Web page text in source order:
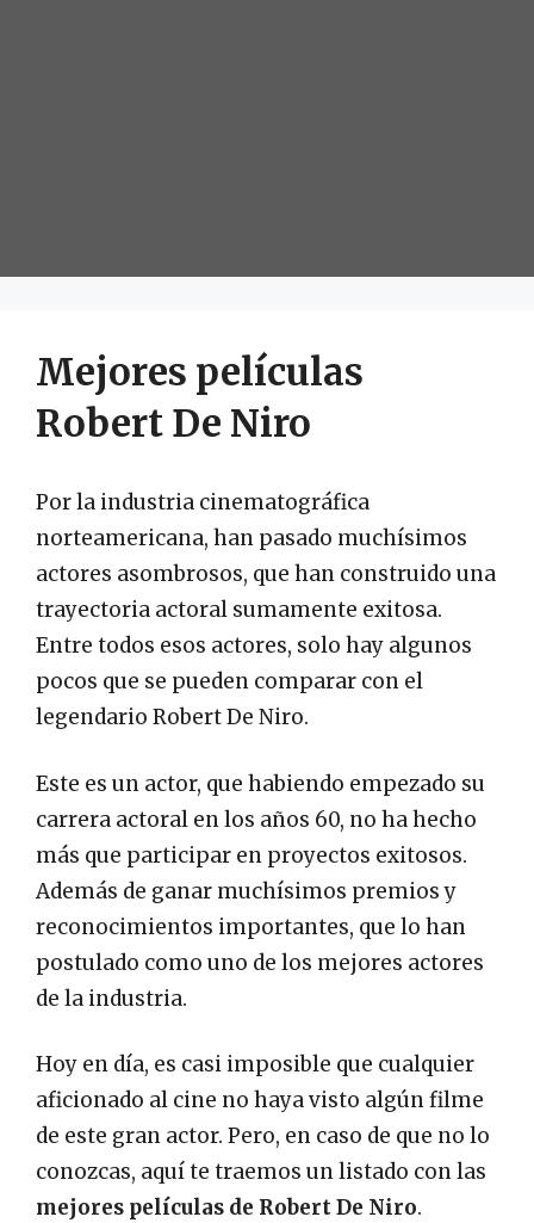
Mejores películas
Robert De Niro
Por la industria cinematográfica
norteamericana, han pasado muchísimos
actores asombrosos, que han construido una
trayectoria actoral sumamente exitosa.
Entre todos esos actores, solo hay algunos
pocos que se pueden comparar con el
legendario Robert De Niro.
Este es un actor, que habiendo empezado su
carrera actoral en los años 60, no ha hecho
más que participar en proyectos exitosos.
Además de ganar muchísimos premios y
reconocimientos importantes, que lo han
postulado como uno de los mejores actores
de la industria.
Hoy en día, es casi imposible que cualquier
aficionado al cine no haya visto algún filme
de este gran actor. Pero, en caso de que no lo
conozcas, aquí te traemos un listado con las
mejores películas de Robert De Niro.